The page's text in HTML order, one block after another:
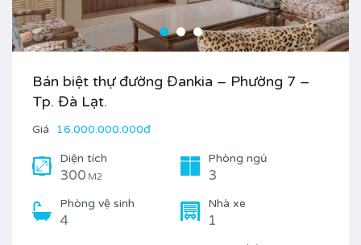
Bán biệt thự đường Đankia – Phường 7 –
Tp. Đà Lạt.
Giá 16.000.000.000đ
Diện tích
300 M2
Phòng ngủ
3
Phòng vệ sinh
4
Nhà xe
1